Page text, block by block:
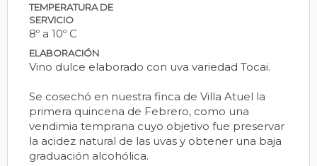
TEMPERATURA DE
SERVICIO
8º a 10º C
ELABORACIÓN
Vino dulce elaborado con uva variedad Tocai.
Se cosechó en nuestra finca de Villa Atuel la
primera quincena de Febrero, como una
vendimia temprana cuyo objetivo fue preservar
la acidez natural de las uvas y obtener una baja
graduación alcohólica.